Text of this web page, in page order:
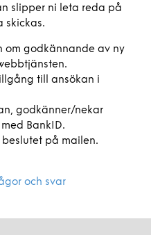
slipper ni leta reda på
skickas.
om godkännande av ny
till ansökan i
godkänner/nekar
BankID.
på mailen.
och svar